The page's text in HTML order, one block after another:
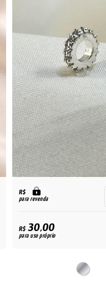
R$
para revenda
R$30,00
para uso próprio